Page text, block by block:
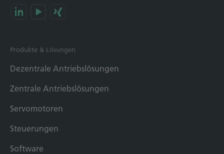
Produkte & Lösungen
Dezentrale Antriebslösungen
Zentrale Antriebslösungen
Servomotoren
Steuerungen
Software